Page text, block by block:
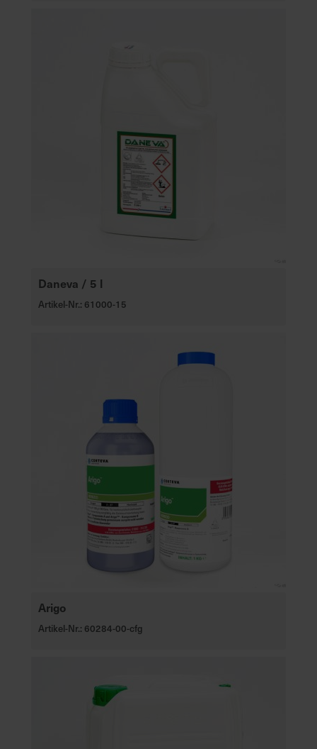
Daneva / 5 l
Artikel-Nr.: 61000-15
Arigo
Artikel-Nr.: 60284-00-cfg